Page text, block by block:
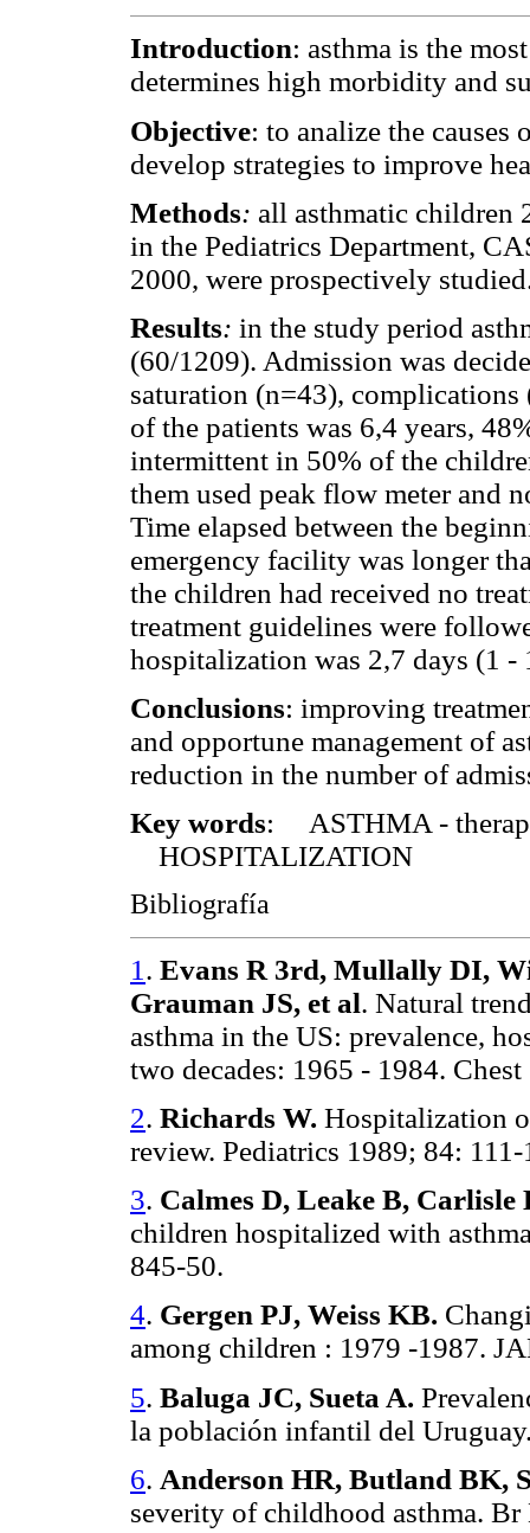
Introduction: asthma is the
determines high morbidity and
Objective: to analize the
develop strategies to improve
Methods: all asthmatic children
in the Pediatrics Department,
2000, were prospectively
Results: in the study period
(60/1209). Admission was
saturation (n=43), complications
of the patients was 6,4 years,
intermittent in 50% of the
them used peak flow meter and
Time elapsed between the
emergency facility was longer
the children had received no
treatment guidelines were
hospitalization was 2,7 days (1 -
Conclusions: improving
and opportune management of
reduction in the number of
Key words: ASTHMA -
HOSPITALIZATION
Bibliografía
1 . Evans R 3rd, Mullally DI,
Grauman JS, et al. Natural
asthma in the US: prevalence,
two decades: 1965 - 1984.
2. Richards W. Hospitalization
review. Pediatrics 1989; 84: 111-
3. Calmes D, Leake B, Carlisle
children hospitalized with
845-50.
4. Gergen PJ, Weiss KB.
among children : 1979 -1987.
5. Baluga JC, Sueta A.
la población infantil del
6. Anderson HR, Butland BK,
severity of childhood asthma.